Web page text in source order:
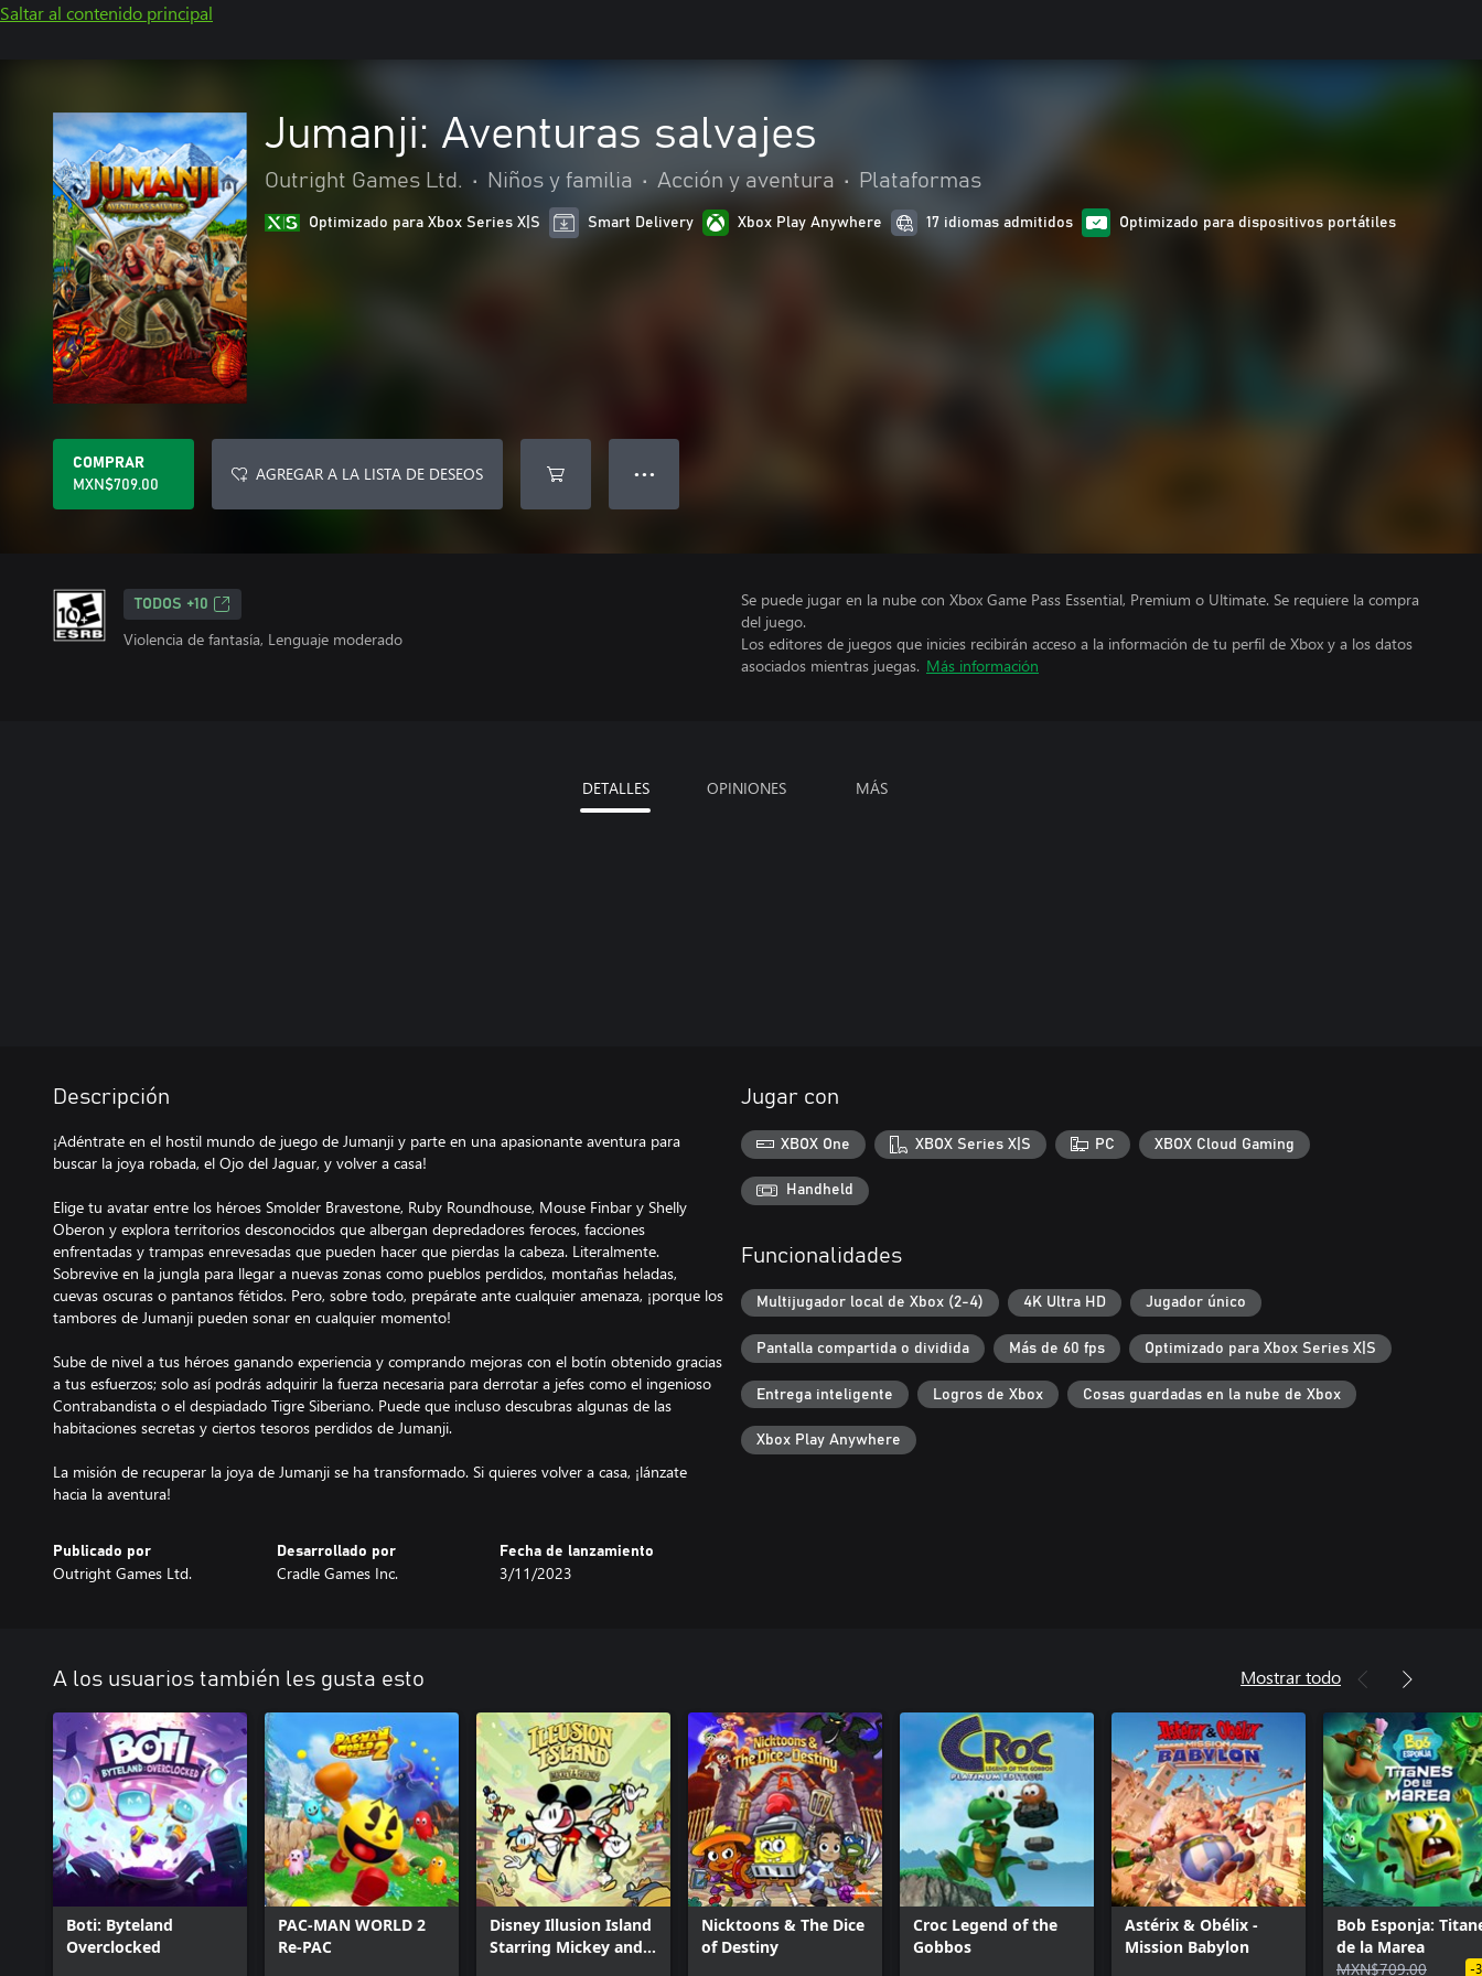
Saltar al contenido principal
Jumanji: Aventuras salvajes
Outright Games Ltd. • Niños y familia • Acción y aventura • Plataformas
Optimizado para Xbox Series X|S Smart Delivery Xbox Play Anywhere 17 idiomas admitidos Optimizado para dispositivos portátiles
COMPRAR
MXN$709.00
AGREGAR A LA LISTA DE DESEOS ● ● ●
TODOS +10
Violencia de fantasía, Lenguaje moderado
Se puede jugar en la nube con Xbox Game Pass Essential, Premium o Ultimate. Se requiere la compra
del juego.
Los editores de juegos que inicies recibirán acceso a la información de tu perfil de Xbox y a los datos
asociados mientras juegas. Más información
DETALLES OPINIONES MÁS
Descripción
¡Adéntrate en el hostil mundo de juego de Jumanji y parte en una apasionante aventura para
buscar la joya robada, el Ojo del Jaguar, y volver a casa!
Elige tu avatar entre los héroes Smolder Bravestone, Ruby Roundhouse, Mouse Finbar y Shelly
Oberon y explora territorios desconocidos que albergan depredadores feroces, facciones
enfrentadas y trampas enrevesadas que pueden hacer que pierdas la cabeza. Literalmente.
Sobrevive en la jungla para llegar a nuevas zonas como pueblos perdidos, montañas heladas,
cuevas oscuras o pantanos fétidos. Pero, sobre todo, prepárate ante cualquier amenaza, ¡porque los
tambores de Jumanji pueden sonar en cualquier momento!
Sube de nivel a tus héroes ganando experiencia y comprando mejoras con el botín obtenido gracias
a tus esfuerzos; solo así podrás adquirir la fuerza necesaria para derrotar a jefes como el ingenioso
Contrabandista o el despiadado Tigre Siberiano. Puede que incluso descubras algunas de las
habitaciones secretas y ciertos tesoros perdidos de Jumanji.
La misión de recuperar la joya de Jumanji se ha transformado. Si quieres volver a casa, ¡lánzate
Publicado por
Outright Games Ltd.
Desarrollado por
Cradle Games Inc.
Fecha de lanzamiento
3/11/2023
Jugar con
XBOX One XBOX Series X|S PC XBOX Cloud Gaming
Handheld
Funcionalidades
Multijugador local de Xbox (2-4) 4K Ultra HD Jugador único
Pantalla compartida o dividida Más de 60 fps Optimizado para Xbox Series X|S
Entrega inteligente Logros de Xbox Cosas guardadas en la nube de Xbox
Xbox Play Anywhere
A los usuarios también les gusta esto Mostrar todo
Boti: Byteland
Overclocked
PAC-MAN WORLD 2
Re-PAC
Disney Illusion Island
Starring Mickey and
Nicktoons & The Dice
of Destiny
Croc Legend of the
Gobbos
Astérix & Obélix -
Mission Babylon
Bob Esponja:
de la Marea
MXN$709.00
-